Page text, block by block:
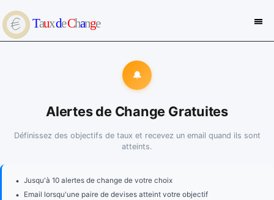
🔔
Alertes de Change Gratuites
Définissez des objectifs de taux et recevez un email quand ils sont
atteints.
• Jusqu'à 10 alertes de change de votre choix
• Email lorsqu'une paire de devises atteint votre objectif